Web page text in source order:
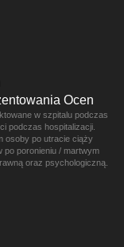
Ocen
w szpitalu podczas
podczas hospitalizacji.
osoby po utracie ciąży
po poronieniu / martwym
oraz psychologiczną.